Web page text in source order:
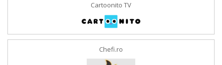
Cartoonito TV
Chefi.ro